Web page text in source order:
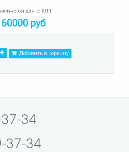
для ЕП011
руб
Добавить в корзину
34
37-34